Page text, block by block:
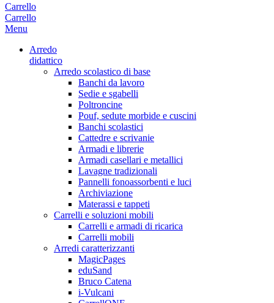
Carrello
Carrello
Menu
Arredo
didattico
Arredo scolastico di base
Banchi da lavoro
Sedie e sgabelli
Poltroncine
Pouf, sedute morbide e cuscini
Banchi scolastici
Cattedre e scrivanie
Armadi e librerie
Armadi casellari e metallici
Lavagne tradizionali
Pannelli fonoassorbenti e luci
Archiviazione
Materassi e tappeti
Carrelli e soluzioni mobili
Carrelli e armadi di ricarica
Carrelli mobili
Arredi caratterizzanti
MagicPages
eduSand
Bruco Catena
i-Vulcani